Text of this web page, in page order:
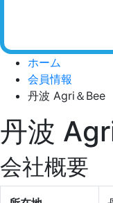
ホーム
会員情報
丹波 Agri＆Bee
丹波
会社概要